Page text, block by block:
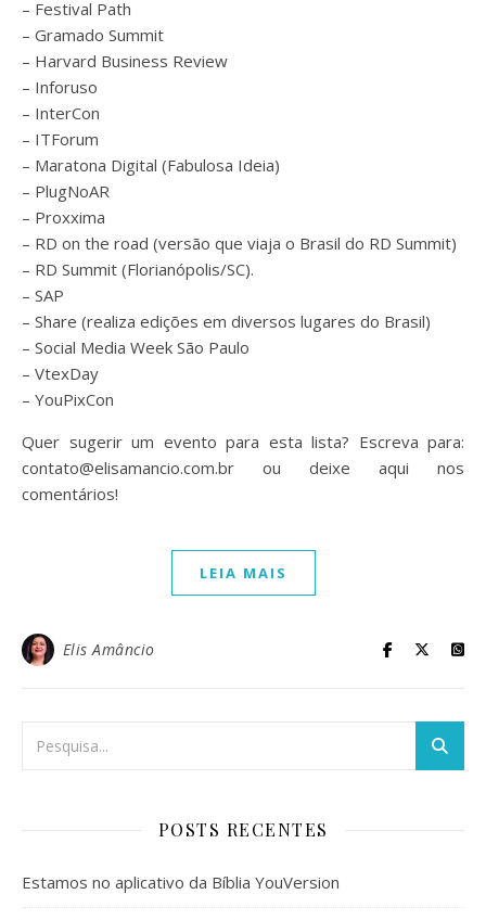
– Festival Path
– Gramado Summit
– Harvard Business Review
– Inforuso
– InterCon
– ITForum
– Maratona Digital (Fabulosa Ideia)
– PlugNoAR
– Proxxima
– RD on the road (versão que viaja o Brasil do RD Summit)
– RD Summit (Florianópolis/SC).
– SAP
– Share (realiza edições em diversos lugares do Brasil)
– Social Media Week São Paulo
– VtexDay
– YouPixCon
Quer sugerir um evento para esta lista? Escreva para:
contato@elisamancio.com.br ou deixe aqui nos
comentários!
LEIA MAIS
Elis Amâncio
POSTS RECENTES
Estamos no aplicativo da Bíblia YouVersion